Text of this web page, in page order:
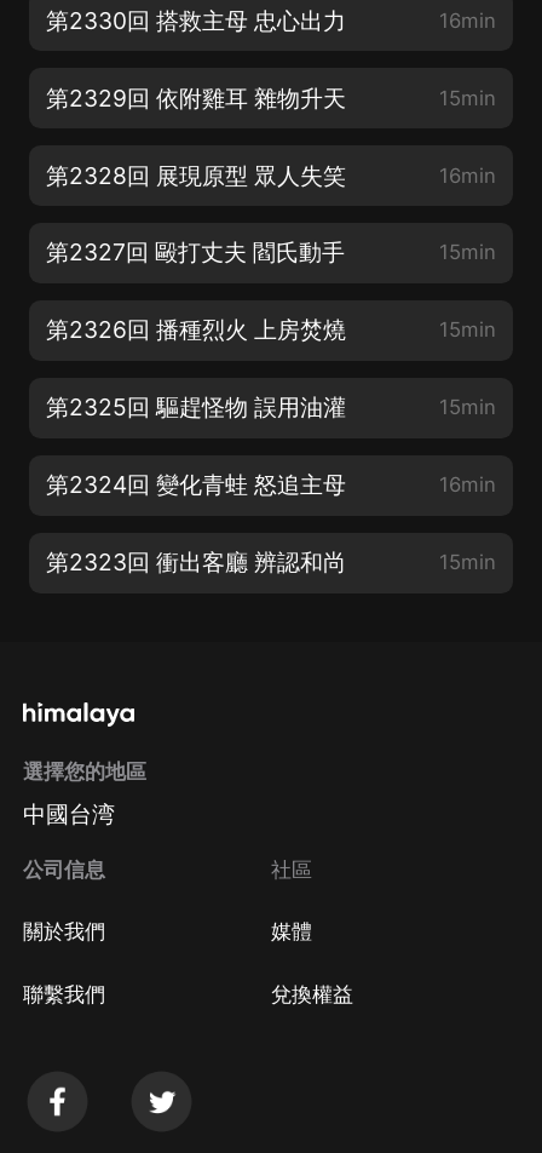
第2330回 搭救主母 忠心出力 16min
第2329回 依附雞耳 雜物升天 15min
第2328回 展現原型 眾人失笑 16min
第2327回 毆打丈夫 閻氏動手 15min
第2326回 播種烈火 上房焚燒 15min
第2325回 驅趕怪物 誤用油灌 15min
第2324回 變化青蛙 怒追主母 16min
第2323回 衝出客廳 辨認和尚 15min
選擇您的地區
中國台湾
公司信息
關於我們
聯繫我們
社區
媒體
兌換權益